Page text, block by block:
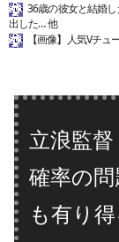
36歳の彼女と結婚
出した… 他
【画像】人気Vチ
立浪監
確率の
も有り得